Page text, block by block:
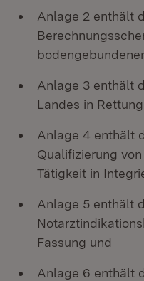
Anlage 2 enthält
Anlage 3 enthält
Landes in
Anlage 4 enthält
Qualifizierung
Tätigkeit in
Anlage 5 enthält
Fassung und
Anlage 6 enthält